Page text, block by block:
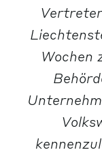
Wochen